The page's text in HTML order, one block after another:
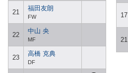
21
福田友朗
FW
22
中山 央
MF
23
高橋 克典
DF
17
21